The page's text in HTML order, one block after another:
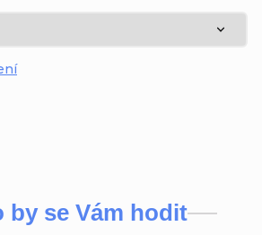
by se Vám hodit